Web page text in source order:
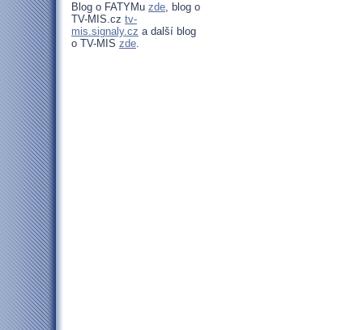
Blog o FATYMu zde, blog o
TV-MIS.cz tv-
mis.signaly.cz a další blog
o TV-MIS zde.